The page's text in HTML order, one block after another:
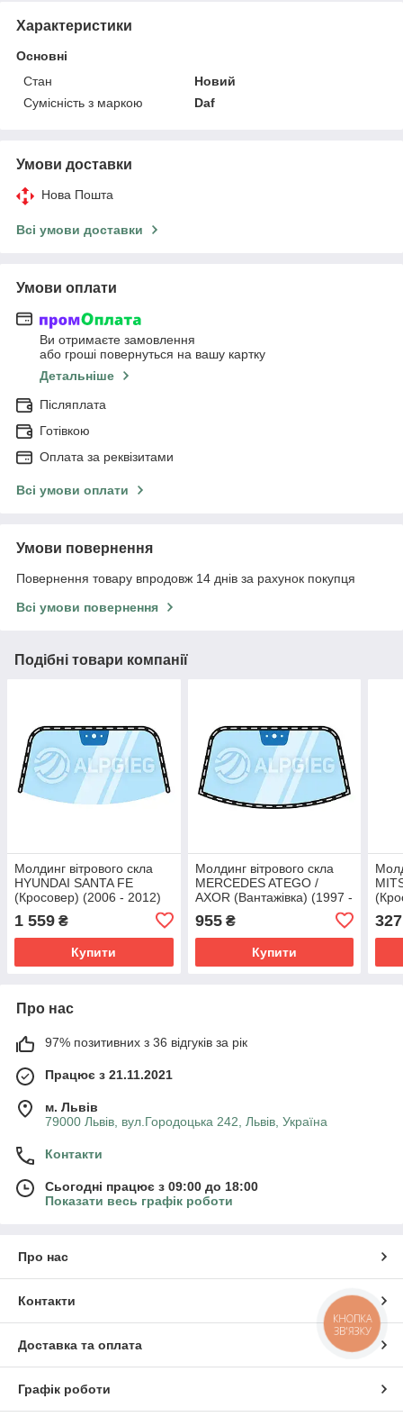
Характеристики
Основні
Стан
Новий
Сумісність з маркою
Daf
Умови доставки
Нова Пошта
Всі умови доставки
Умови оплати
Ви отримаєте замовлення
або гроші повернуться на вашу картку
Детальніше
Післяплата
Готівкою
Оплата за реквізитами
Всі умови оплати
Умови повернення
Повернення товару впродовж 14 днів за рахунок покупця
Всі умови повернення
Подібні товари компанії
Молдинг вітрового скла
HYUNDAI SANTA FE
(Кросовер) (2006 - 2012)
1 559 ₴
Купити
Молдинг вітрового скла
MERCEDES ATEGO /
AXOR (Вантажівка) (1997 -
(2013 - ) ALP
955₴
Купити
327
Про нас
97% позитивних з 36 відгуків за рік
Працює з 21.11.2021
м. Львів
79000 Львів, вул.Городоцька 242, Львів, Україна
Контакти
Сьогодні працює з 09:00 до 18:00
Показати весь графік роботи
Про нас
Контакти
Доставка та оплата
Графік роботи
КНОПКА
ЗВ'ЯЗКУ